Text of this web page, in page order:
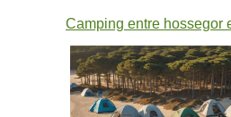
Camping entre hossegor